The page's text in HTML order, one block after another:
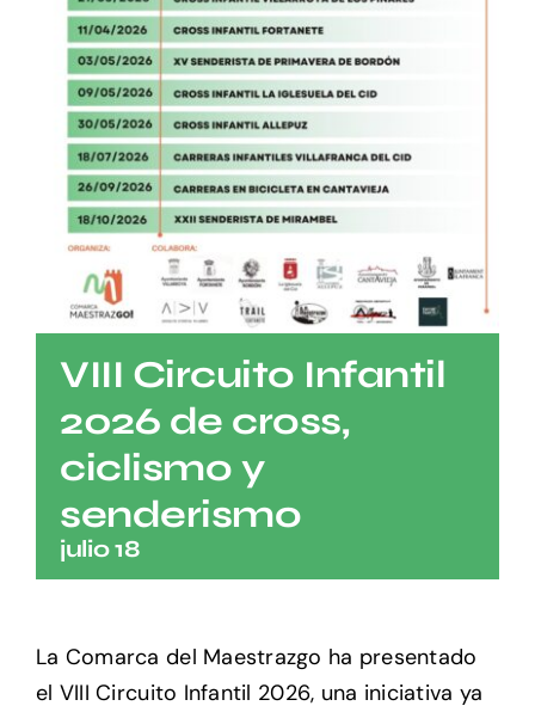
VIII Circuito Infantil
2026 de cross,
ciclismo y
senderismo
julio 18
La Comarca del Maestrazgo ha presentado
el VIII Circuito Infantil 2026, una iniciativa ya